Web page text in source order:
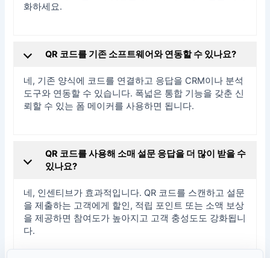
화하세요.
QR 코드를 기존 소프트웨어와 연동할 수 있나요?
네, 기존 양식에 코드를 연결하고 응답을 CRM이나 분석
도구와 연동할 수 있습니다. 폭넓은 통합 기능을 갖춘 신
뢰할 수 있는 폼 메이커를 사용하면 됩니다.
QR 코드를 사용해 소매 설문 응답을 더 많이 받을 수
있나요?
네, 인센티브가 효과적입니다. QR 코드를 스캔하고 설문
을 제출하는 고객에게 할인, 적립 포인트 또는 소액 보상
을 제공하면 참여도가 높아지고 고객 충성도도 강화됩니
다.